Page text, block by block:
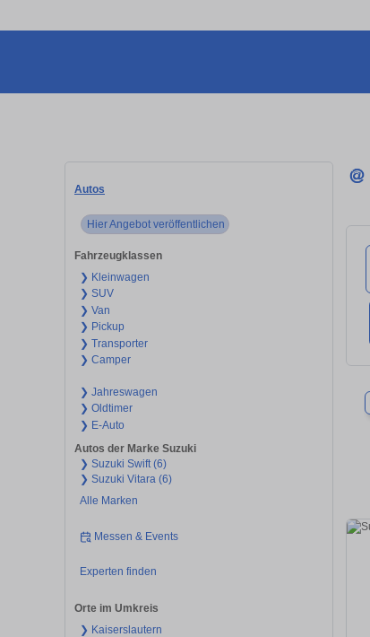
Autos
Hier Angebot veröffentlichen
Fahrzeugklassen
❯ Kleinwagen
❯ SUV
❯ Van
❯ Pickup
❯ Transporter
❯ Camper
❯ Jahreswagen
❯ Oldtimer
❯ E-Auto
Autos der Marke Suzuki
❯ Suzuki Swift (6)
❯ Suzuki Vitara (6)
Alle Marken
Messen & Events
Experten finden
Orte im Umkreis
❯ Kaiserslautern